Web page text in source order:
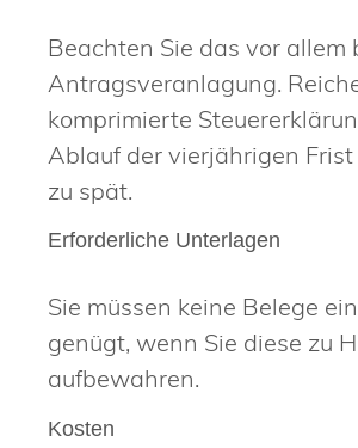
Beachten Sie das vor allem
Antragsveranlagung.
komprimierte
Ablauf der vierjährigen
zu spät.
Erforderliche Unterlagen
Sie müssen keine Belege
genügt, wenn Sie diese zu
aufbewahren.
Kosten